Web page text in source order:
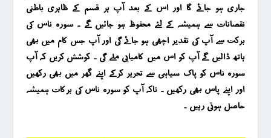
جاری ہو جائے گا اور اس کے بعد آپ ہر قسم کے ظاہری باطنی
نقصانات سے ہمیشہ کے لئے محفوظ ہو جائیں گے ۔ سورہ ناس کی
برکت سے آپ کی تقدیر اچھی ہو جائے گی اور آپ جس کام میں بھی
ہاتھ ڈالیں گے آپ کو اس میں کامیابی ملے گی ۔ کوشش کریں کہ آپ
سورہ ناس کو پاک سیاہی سے تحریر کرکے اپنے گھر میں بھی رکھیں
اور اپنے پاس بھی رکھیں ۔ تاکہ آپ کو سورہ ناس کی برکات ہمیشہ
حاصل ہوتی رہیں ۔